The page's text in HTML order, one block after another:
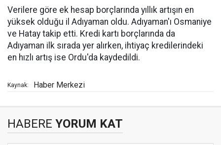
Verilere göre ek hesap borçlarında yıllık artışın en
yüksek olduğu il Adıyaman oldu. Adıyaman'ı Osmaniye
ve Hatay takip etti. Kredi kartı borçlarında da
Adıyaman ilk sırada yer alırken, ihtiyaç kredilerindeki
en hızlı artış ise Ordu'da kaydedildi.
Kaynak: Haber Merkezi
HABERE YORUM KAT